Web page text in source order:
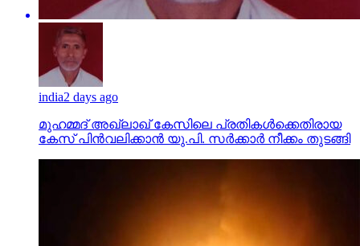
india2 days ago
മുഹമ്മദ് അഖ്‌ലാഖ് കേസിലെ പ്രതികള്‍ക്കെതിരായ
കേസ് പിന്‍വലിക്കാന്‍ യു.പി. സര്‍ക്കാര്‍ നീക്കം തുടങ്ങി